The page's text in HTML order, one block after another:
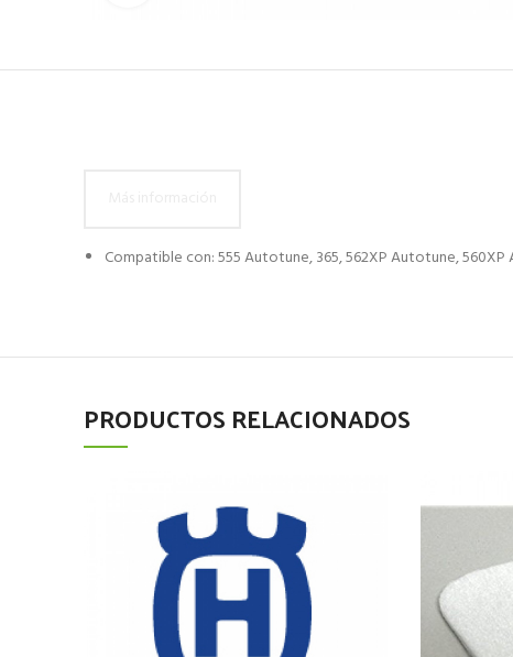
Compatible con: 555 Autotune, 365, 562XP Autotune,
PRODUCTOS RELACIONADOS